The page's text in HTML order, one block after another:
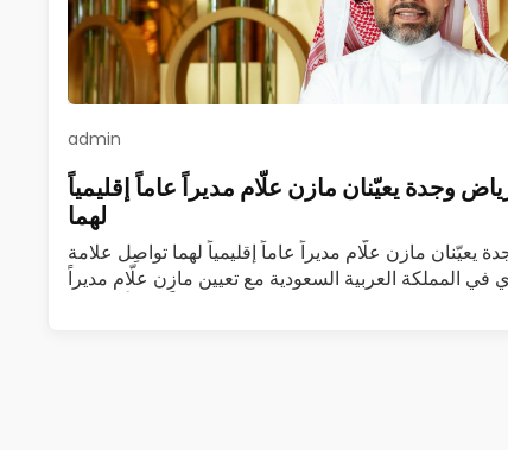
admin
وجدة يعيّنان مازن علّام مديراً عاماً إقليمياً
لهما
يعيّنان مازن علّام مديراً عاماً إقليمياً لهما تواصِل علامة
في المملكة العربية السعودية مع تعيين مازن علّام مديراً